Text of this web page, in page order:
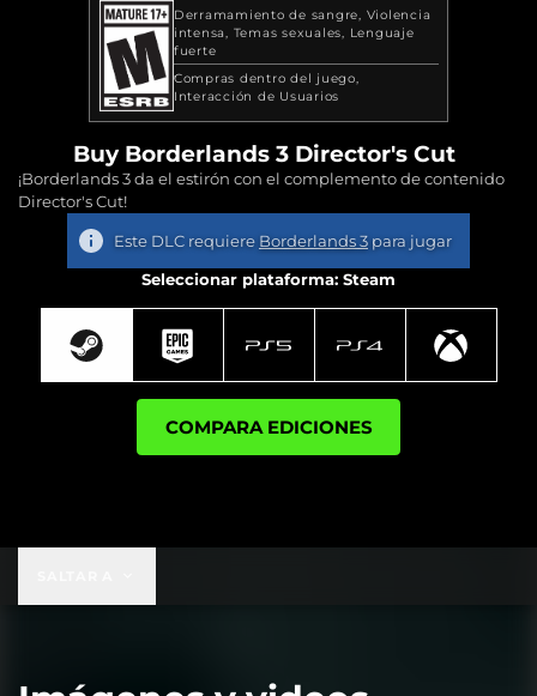
Derramamiento de sangre Violencia
intensa Temas sexuales
Lenguaje
fuerte
Compras dentro del juego
Interacción de Usuarios
Buy Borderlands 3 Director's Cut
¡Borderlands 3 da el estirón con el complemento de contenido
Director's Cut!
Este DLC requiere Borderlands 3para jugar
Seleccionar plataforma: Steam
COMPARA EDICIONES